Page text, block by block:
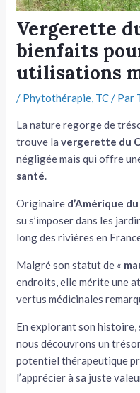
Vergerette
bienfaits
utilisations
/ Phytothérapie, TC/ Par
La nature regorge de
trouve lavergerette du
négligée mais qui offre
santé.
Originaire d’Amérique
su s’imposer dans les
long des rivières en
Malgré son statut de «
endroits, elle mérite une
vertus médicinales
En explorant son
nous découvrons un
potentiel thérapeutique
l’apprécier à sa juste